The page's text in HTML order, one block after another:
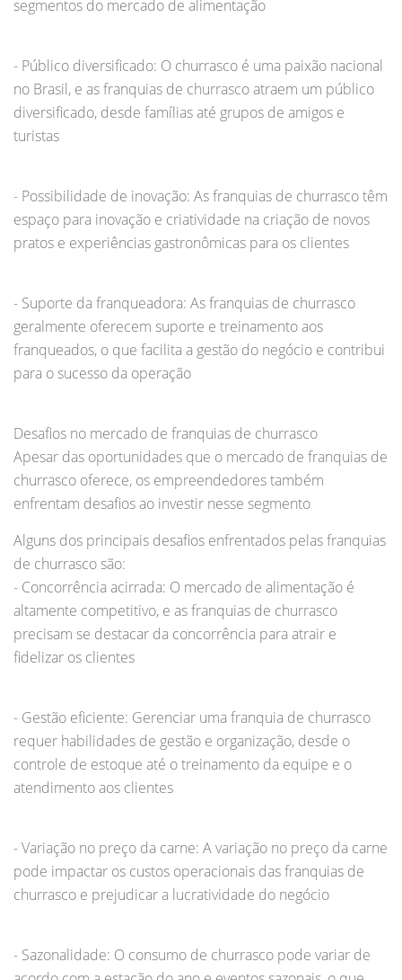
segmentos do mercado de alimentação
- Público diversificado: O churrasco é uma paixão nacional
no Brasil, e as franquias de churrasco atraem um público
diversificado, desde famílias até grupos de amigos e
turistas
- Possibilidade de inovação: As franquias de churrasco têm
espaço para inovação e criatividade na criação de novos
pratos e experiências gastronômicas para os clientes
- Suporte da franqueadora: As franquias de churrasco
geralmente oferecem suporte e treinamento aos
franqueados, o que facilita a gestão do negócio e contribui
para o sucesso da operação
Desafios no mercado de franquias de churrasco
Apesar das oportunidades que o mercado de franquias de
churrasco oferece, os empreendedores também
enfrentam desafios ao investir nesse segmento
Alguns dos principais desafios enfrentados pelas franquias
de churrasco são:
- Concorrência acirrada: O mercado de alimentação é
altamente competitivo, e as franquias de churrasco
precisam se destacar da concorrência para atrair e
fidelizar os clientes
- Gestão eficiente: Gerenciar uma franquia de churrasco
requer habilidades de gestão e organização, desde o
controle de estoque até o treinamento da equipe e o
atendimento aos clientes
- Variação no preço da carne: A variação no preço da carne
pode impactar os custos operacionais das franquias de
churrasco e prejudicar a lucratividade do negócio
- Sazonalidade: O consumo de churrasco pode variar de